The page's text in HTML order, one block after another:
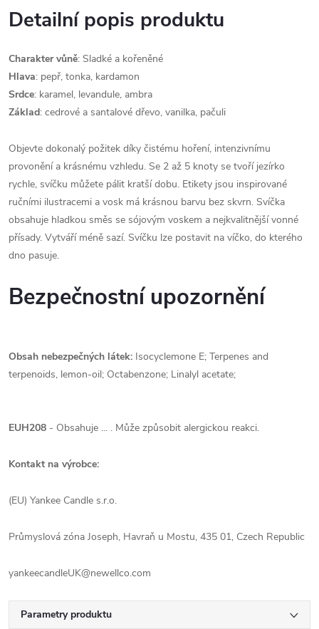
Detailní popis produktu
Charakter vůně: Sladké a kořeněné
Hlava: pepř, tonka, kardamon
Srdce: karamel, levandule, ambra
Základ: cedrové a santalové dřevo, vanilka, pačuli
Objevte dokonalý požitek díky čistému hoření, intenzivnímu
provonění a krásnému vzhledu. Se 2 až 5 knoty se tvoří jezírko
rychle, svíčku můžete pálit kratší dobu. Etikety jsou inspirované
ručními ilustracemi a vosk má krásnou barvu bez skvrn. Svíčka
obsahuje hladkou směs se sójovým voskem a nejkvalitnější vonné
přísady. Vytváří méně sazí. Svíčku lze postavit na víčko, do kterého
dno pasuje.
Bezpečnostní upozornění
Obsah nebezpečných látek: Isocyclemone E; Terpenes and
terpenoids, lemon-oil; Octabenzone; Linalyl acetate;
EUH208 - Obsahuje ... . Může způsobit alergickou reakci.
Kontakt na výrobce:
(EU) Yankee Candle s.r.o.
Průmyslová zóna Joseph, Havraň u Mostu, 435 01, Czech Republic
yankeecandleUK@newellco.com
Parametry produktu